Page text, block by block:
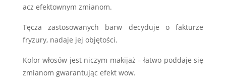
acz efektownym zmianom.
Tęcza zastosowanych barw decyduje o fakturze
fryzury, nadaje jej objętości.
Kolor włosów jest niczym makijaż – łatwo poddaje się
zmianom gwarantując efekt wow.